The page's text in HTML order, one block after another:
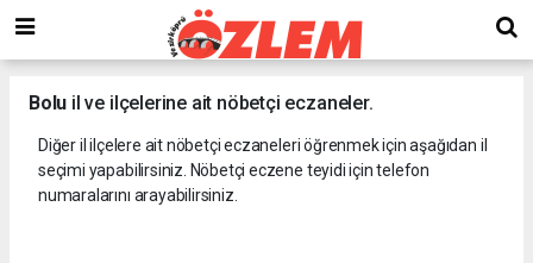
Bolu il ve ilçelerine ait nöbetçi eczaneler.
Diğer il ilçelere ait nöbetçi eczaneleri öğrenmek için aşağıdan il
seçimi yapabilirsiniz. Nöbetçi eczene teyidi için telefon
numaralarını arayabilirsiniz.